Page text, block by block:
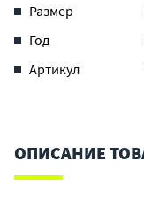
Размер
Год
Артикул
ОПИСАНИЕ